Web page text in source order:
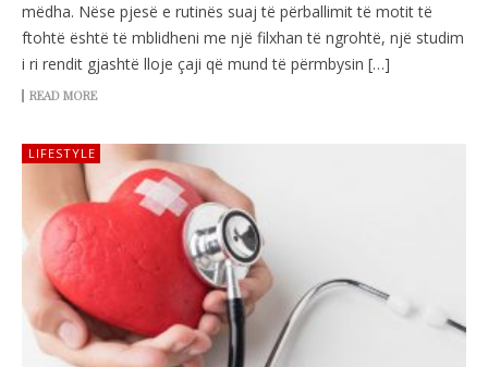
mëdha. Nëse pjesë e rutinës suaj të përballimit të motit të
ftohtë është të mblidheni me një filxhan të ngrohtë, një studim
i ri rendit gjashtë lloje çaji që mund të përmbysin […]
READ MORE
LIFESTYLE